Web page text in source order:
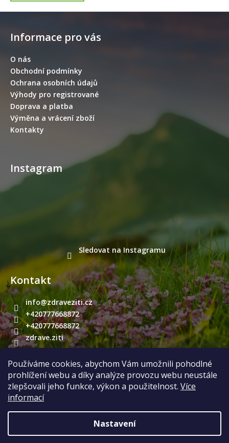
Používáme cookies, abychom Vám umožnili pohodlné
prohlížení webu a díky analýze provozu webu neustále
zlepšovali jeho funkce, výkon a použitelnost. Více
informací
Nastavení
Informace pro vás
O nás
Obchodní podmínky
Ochrana osobních údajů
Výhody pro registrované
Doprava a platba
Výměna a vrácení zboží
Kontakty
Instagram
Sledovat na Instagramu
Kontakt
info@zdraveziti.cz
+420777668872
+420777668872
zdrave.ziti
Přijímáme online platby